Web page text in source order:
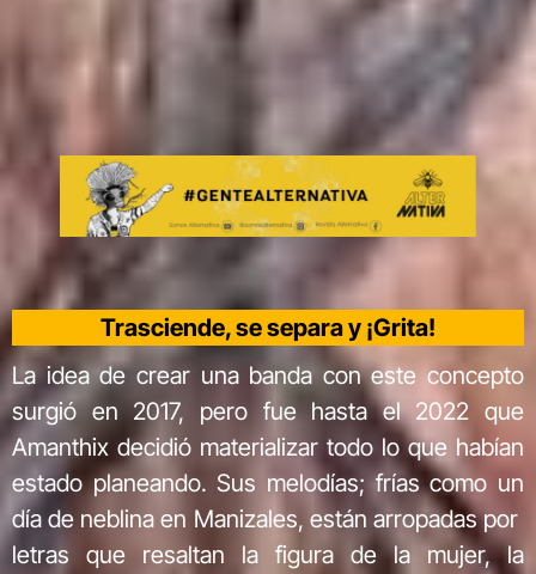
Trasciende, se separa y ¡Grita!
La idea de crear una banda con este concepto
surgió en 2017, pero fue hasta el 2022 que
Amanthix decidió materializar todo lo que habían
estado planeando. Sus melodías; frías como un
día de neblina en Manizales, están arropadas por
letras que resaltan la figura de la mujer, la